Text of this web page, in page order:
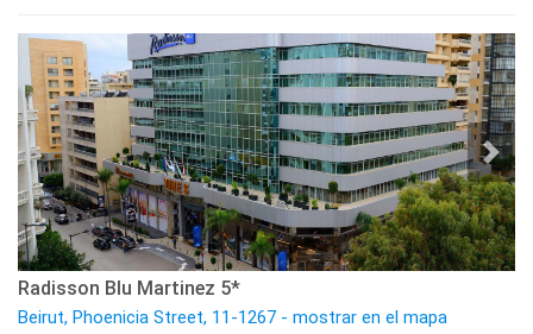
Radisson Blu Martinez 5*
Beirut, Phoenicia Street, 11-1267 - mostrar en el mapa